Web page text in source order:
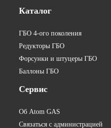
Каталог
ГБО 4-ого поколения
Редукторы ГБО
Форсунки и штуцеры ГБО
Баллоны ГБО
Сервис
Об Atom GAS
Связаться с администрацией